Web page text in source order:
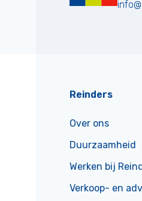
Reinders
Over ons
Duurzaamheid
Werken bij
Verkoop- en